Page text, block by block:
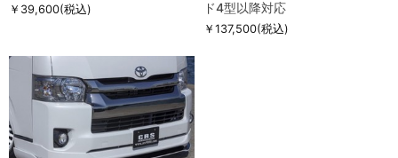
￥39,600(税込)
ド4型以降対応
￥137,500(税込)